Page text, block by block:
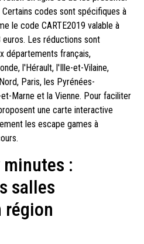
codes sont spécifiques à
le code CARTE2019 valable à
euros. Les réductions sont
départements français,
l'Hérault, l'Ille-et-Vilaine,
Paris, les Pyrénées-
Marne et la Vienne. Pour faciliter
une carte interactive
les escape games à
:
salles
région